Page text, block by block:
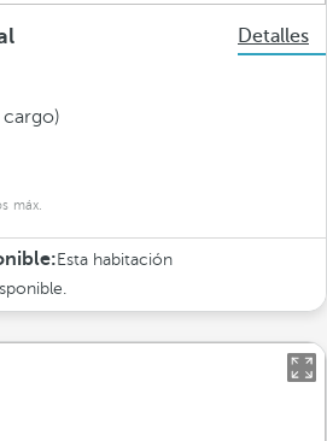
Detalles
máx.
Esta habitación